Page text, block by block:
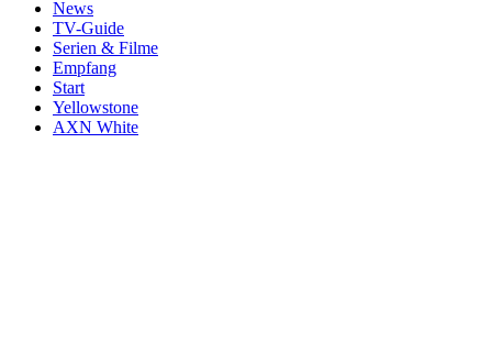
News
TV-Guide
Serien & Filme
Empfang
Start
Yellowstone
AXN White